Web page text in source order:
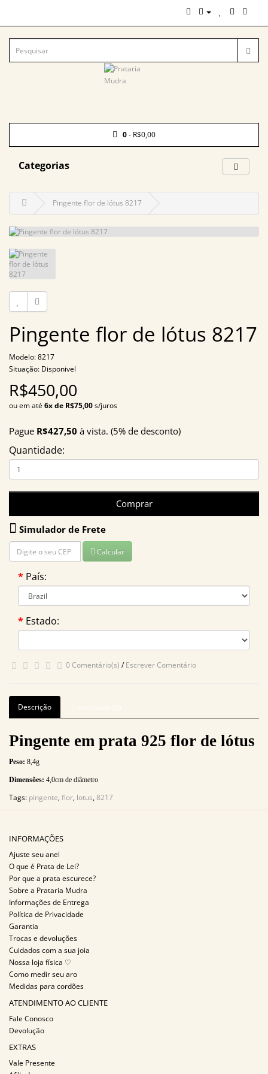
0- R$0,00
Categorias
Pingente flor de lótus 8217
Pingente flor de lótus 8217
Modelo: 8217
Situação: Disponivel
R$450,00
ou em até6x de R$75,00s/juros
Pague R$427,50 à vista. (5% de desconto)
Quantidade:
Comprar
Simulador de Frete
Calcular
País:
Estado:
0 Comentário(s) /Escrever Comentário
Descrição
Pingente em prata 925 flor de lótus
Peso: 8,4g
Dimensões: 4,0cm de diâmetro
Tags: pingente,flor, lotus,8217
INFORMAÇÕES
Ajuste seu anel
O que é Prata de Lei?
Por que a prata escurece?
Sobre a Prataria Mudra
Informações de Entrega
Política de Privacidade
Garantia
Trocas e devoluções
Cuidados com a sua joia
Nossa loja física ♡
Como medir seu aro
Medidas para cordões
ATENDIMENTO AO CLIENTE
Fale Conosco
Devolução
EXTRAS
Vale Presente